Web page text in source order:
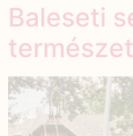
Baleseti